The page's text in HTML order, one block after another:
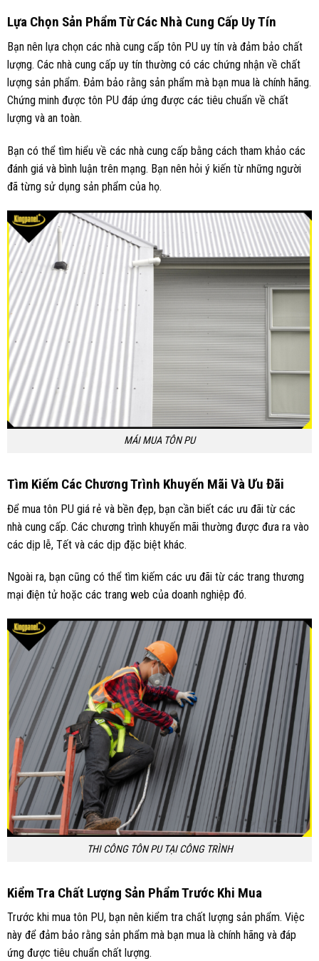
Lựa Chọn Sản Phẩm Từ Các Nhà Cung Cấp Uy Tín
Bạn nên lựa chọn các nhà cung cấp tôn PU uy tín và đảm bảo chất
lượng. Các nhà cung cấp uy tín thường có các chứng nhận về chất
lượng sản phẩm. Đảm bảo rằng sản phẩm mà bạn mua là chính hãng.
Chứng minh được tôn PU đáp ứng được các tiêu chuẩn về chất
lượng và an toàn.
Bạn có thể tìm hiểu về các nhà cung cấp bằng cách tham khảo các
đánh giá và bình luận trên mạng. Bạn nên hỏi ý kiến ​​từ những người
đã từng sử dụng sản phẩm của họ.
MÁI MUA TÔN PU
Tìm Kiếm Các Chương Trình Khuyến Mãi Và Ưu Đãi
Để mua tôn PU giá rẻ và bền đẹp, bạn cần biết các ưu đãi từ các
nhà cung cấp. Các chương trình khuyến mãi thường được đưa ra vào
các dịp lễ, Tết và các dịp đặc biệt khác.
Ngoài ra, bạn cũng có thể tìm kiếm các ưu đãi từ các trang thương
mại điện tử hoặc các trang web của doanh nghiệp đó.
THI CÔNG TÔN PU TẠI CÔNG TRÌNH
Kiểm Tra Chất Lượng Sản Phẩm Trước Khi Mua
Trước khi mua tôn PU, bạn nên kiểm tra chất lượng sản phẩm. Việc
này để đảm bảo rằng sản phẩm mà bạn mua là chính hãng và đáp
ứng được tiêu chuẩn chất lượng.